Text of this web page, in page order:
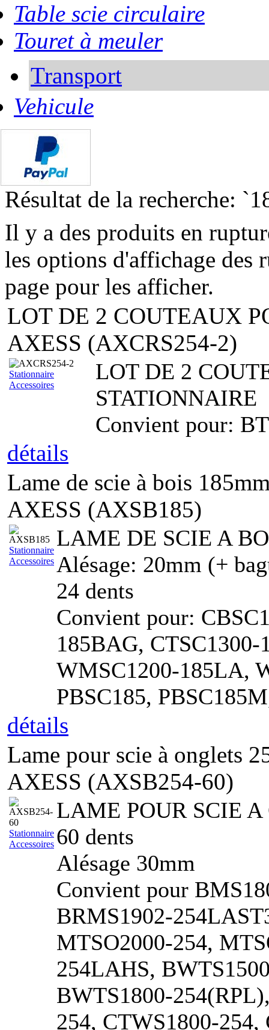
Table scie circulaire
Touret à meuler
Transport
Vehicule
Résultat de la recherche:
Il y a des produits en
les options d'affichage des
page pour les afficher.
LOT DE 2 COUTEAUX
AXESS (AXCRS254-2)
Stationnaire
Accessoires
LOT DE 2
STATIONNAIRE
Convient pour:
détails
Lame de scie à bois
AXESS (AXSB185)
Stationnaire
Accessoires
LAME DE SCIE A
Alésage: 20mm (+
24 dents
Convient pour:
185BAG,
WMSC1200-185LA,
PBSC185,
détails
Lame pour scie à onglets
AXESS (AXSB254-60)
Stationnaire
Accessoires
LAME POUR SCIE
60 dents
Alésage 30mm
Convient pour
BRMS1902-
MTSO2000-254,
254LAHS,
BWTS1800-
254, CTWS1800-254,